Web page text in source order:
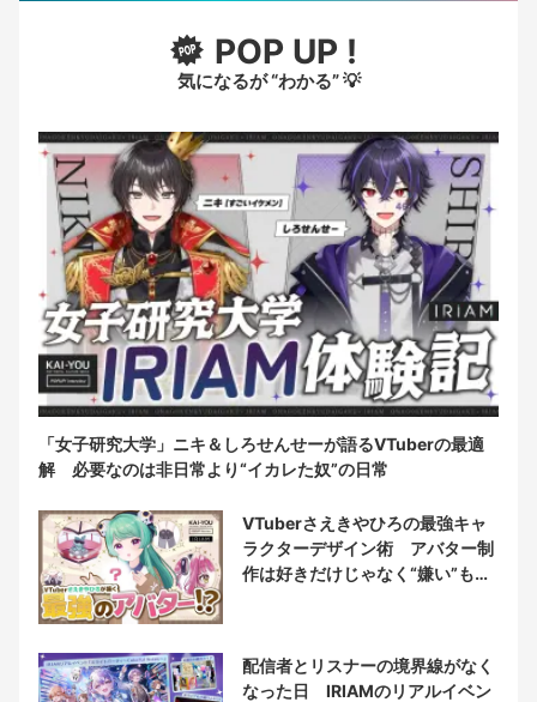
POP UP !
気になるが “わかる” 💡
「女子研究大学」ニキ＆しろせんせーが語るVTuberの最適
解 必要なのは非日常より“イカレた奴”の日常
VTuberさえきやひろの最強キャ
ラクターデザイン術 アバター制
作は好きだけじゃなく“嫌い”もブ
配信者とリスナーの境界線がなく
なった日 IRIAMのリアルイベン